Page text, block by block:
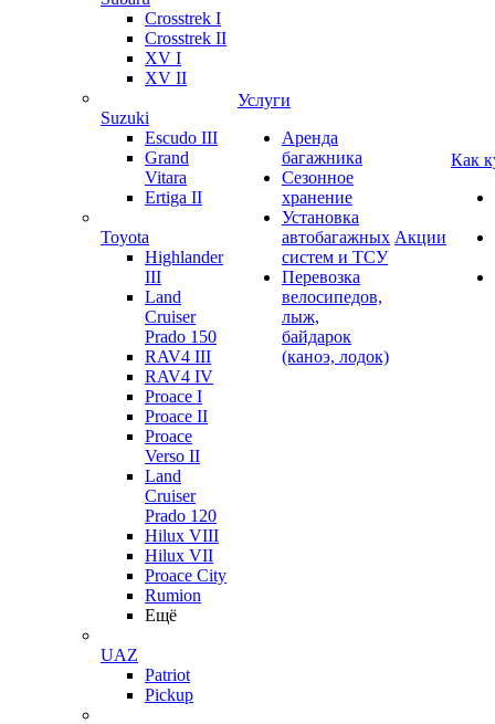
Crosstrek I
Crosstrek II
XV I
XV II
Suzuki
Escudo III
Grand
Vitara
Ertiga II
Toyota
Highlander
III
Land
Cruiser
Prado 150
RAV4 III
RAV4 IV
Proace I
Proace II
Proace
Verso II
Land
Cruiser
Prado 120
Hilux VIII
Hilux VII
Proace City
Rumion
Ещё
UAZ
Patriot
Pickup
Услуги
Аренда
багажника
Сезонное
хранение
Установка
автобагажных
систем и ТСУ
Перевозка
велосипедов,
лыж,
байдарок
(каноэ, лодок)
Акции
Как